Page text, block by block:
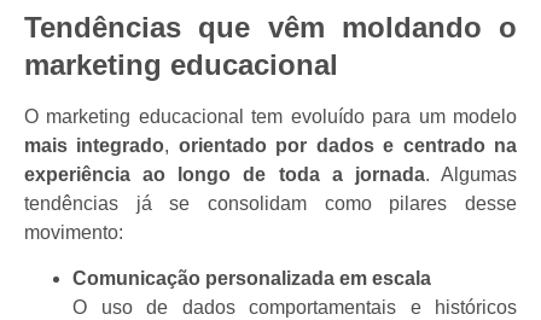
Tendências que vêm moldando o
marketing educacional
O marketing educacional tem evoluído para um modelo
mais integrado, orientado por dados e centrado na
experiência ao longo de toda a jornada. Algumas
tendências já se consolidam como pilares desse
movimento:
Comunicação personalizada em escala
O uso de dados comportamentais e históricos